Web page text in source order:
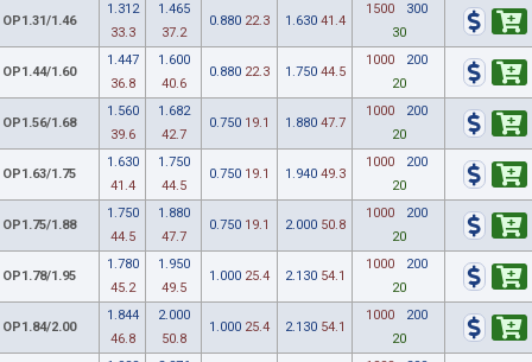
OP1.31/1.46
1.312
33.3
1.465
37.2
0.880 22.3 1.630 41.4
1500
300
30
OP1.44/1.60
1.447
36.8
1.600
40.6
0.880 22.3 1.750 44.5
1000
200
20
OP1.56/1.68
1.560
39.6
1.682
42.7
0.750 19.1 1.880 47.7
1000
200
20
OP1.63/1.75
1.630
41.4
1.750
44.5
0.750 19.1 1.940 49.3
1000
200
20
OP1.75/1.88
1.750
44.5
1.880
47.7
0.750 19.1 2.000 50.8
1000
200
20
OP1.78/1.95
1.780
45.2
1.950
49.5
1.000 25.4 2.130 54.1
1000
200
20
OP1.84/2.00
1.844
46.8
2.000
50.8
1.000 25.4 2.130 54.1
1000
200
20